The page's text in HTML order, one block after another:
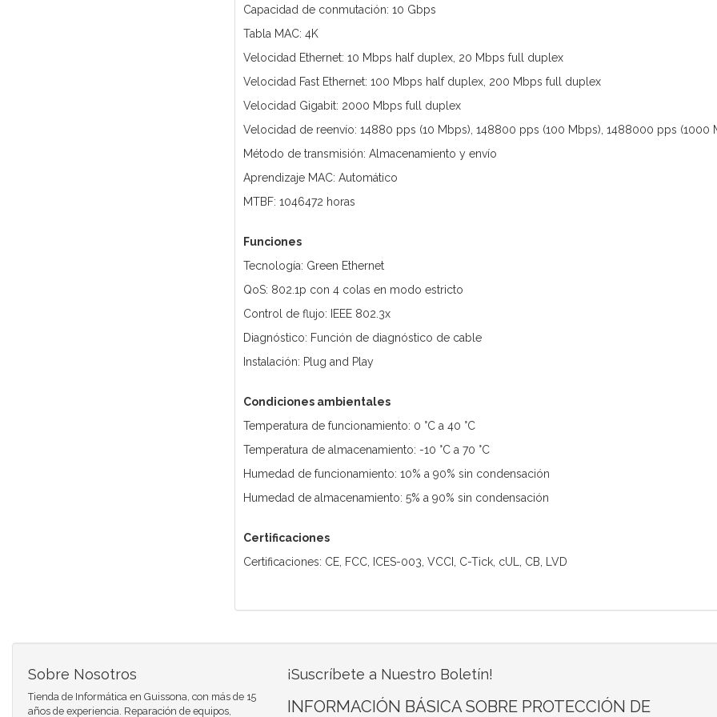
Capacidad de conmutación: 10 Gbps
Tabla MAC: 4K
Velocidad Ethernet: 10 Mbps half duplex, 20 Mbps full duplex
Velocidad Fast Ethernet: 100 Mbps half duplex, 200 Mbps full duplex
Velocidad Gigabit: 2000 Mbps full duplex
Velocidad de reenvío: 14880 pps (10 Mbps), 148800 pps (100 Mbps), 1488000 pps (1000
Método de transmisión: Almacenamiento y envío
Aprendizaje MAC: Automático
MTBF: 1046472 horas
Funciones
Tecnología: Green Ethernet
QoS: 802.1p con 4 colas en modo estricto
Control de flujo: IEEE 802.3x
Diagnóstico: Función de diagnóstico de cable
Instalación: Plug and Play
Condiciones ambientales
Temperatura de funcionamiento: 0 °C a 40 °C
Temperatura de almacenamiento: -10 °C a 70 °C
Humedad de funcionamiento: 10% a 90% sin condensación
Humedad de almacenamiento: 5% a 90% sin condensación
Certificaciones
Certificaciones: CE, FCC, ICES-003, VCCI, C-Tick, cUL, CB, LVD
Sobre Nosotros
Tienda de Informática en Guissona, con más de 15
años de experiencia. Reparación de equipos,
¡Suscríbete a Nuestro Boletín!
INFORMACIÓN BÁSICA SOBRE PROTECCIÓN DE